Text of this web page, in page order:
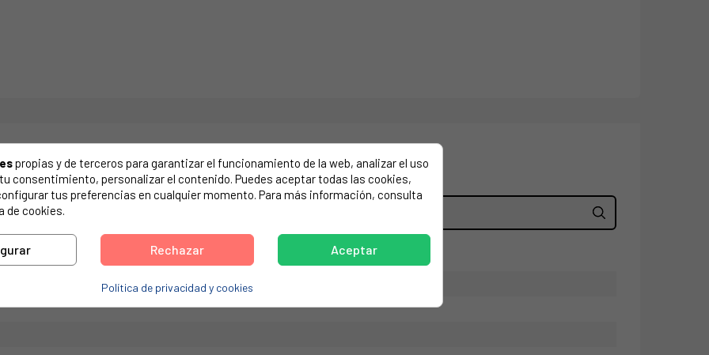
tu electrodoméstico. Suele estar formado por números y letras.
propias y de terceros para garantizar el funcionamiento de la web, analizar el uso
consentimiento, personalizar el contenido. Puedes aceptar todas las cookies,
tus preferencias en cualquier momento. Para más información, consulta
de cookies.
Rechazar Aceptar
Política de privacidad y cookies